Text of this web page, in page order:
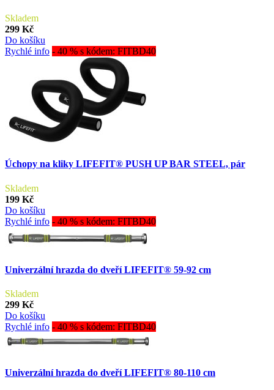
Skladem
299 Kč
Do košíku
Rychlé info - 40 % s kódem: FITBD40
Úchopy na kliky LIFEFIT® PUSH UP BAR STEEL, pár
Skladem
199 Kč
Do košíku
Rychlé info - 40 % s kódem: FITBD40
Univerzální hrazda do dveří LIFEFIT® 59-92 cm
Skladem
299 Kč
Do košíku
Rychlé info - 40 % s kódem: FITBD40
Univerzální hrazda do dveří LIFEFIT® 80-110 cm